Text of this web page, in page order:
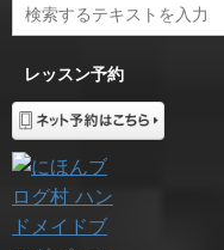
レッスン予約